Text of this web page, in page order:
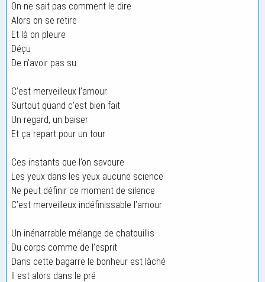
On ne sait pas comment le dire
Alors on se retire
Et là on pleure
Déçu
De n’avoir pas su.
C’est merveilleux l’amour
Surtout quand c’est bien fait
Un regard, un baiser
Et ça repart pour un tour
Ces instants que l’on savoure
Les yeux dans les yeux aucune science
Ne peut définir ce moment de silence
C’est merveilleux indéfinissable l’amour
Un inénarrable mélange de chatouillis
Du corps comme de l’esprit
Dans cette bagarre le bonheur est lâché
Il est alors dans le pré